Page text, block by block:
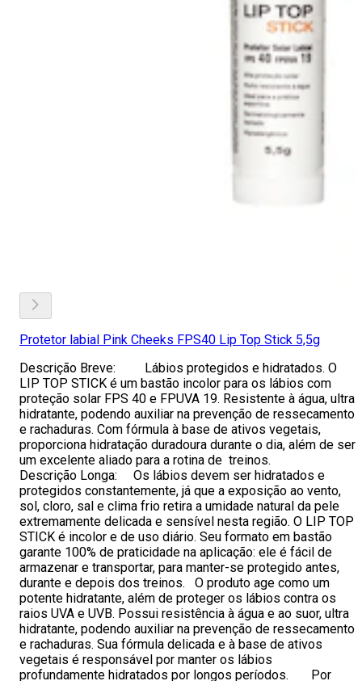
Protetor labial Pink Cheeks FPS40 Lip Top Stick 5,5g
Descrição Breve: Lábios protegidos e hidratados. O
LIP TOP STICK é um bastão incolor para os lábios com
proteção solar FPS 40 e FPUVA 19. Resistente à água, ultra
hidratante, podendo auxiliar na prevenção de ressecamento
e rachaduras. Com fórmula à base de ativos vegetais,
proporciona hidratação duradoura durante o dia, além de ser
um excelente aliado para a rotina de treinos.
Descrição Longa: Os lábios devem ser hidratados e
protegidos constantemente, já que a exposição ao vento,
sol, cloro, sal e clima frio retira a umidade natural da pele
extremamente delicada e sensível nesta região. O LIP TOP
STICK é incolor e de uso diário. Seu formato em bastão
garante 100% de praticidade na aplicação: ele é fácil de
armazenar e transportar, para manter-se protegido antes,
durante e depois dos treinos. O produto age como um
potente hidratante, além de proteger os lábios contra os
raios UVA e UVB. Possui resistência à água e ao suor, ultra
hidratante, podendo auxiliar na prevenção de ressecamento
e rachaduras. Sua fórmula delicada e à base de ativos
vegetais é responsável por manter os lábios
profundamente hidratados por longos períodos. Por